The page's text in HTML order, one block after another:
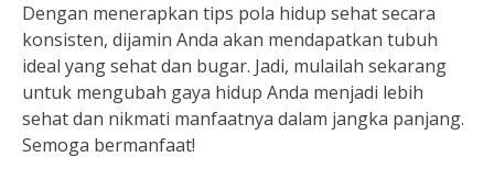
Dengan menerapkan tips pola hidup sehat secara
konsisten, dijamin Anda akan mendapatkan tubuh
ideal yang sehat dan bugar. Jadi, mulailah sekarang
untuk mengubah gaya hidup Anda menjadi lebih
sehat dan nikmati manfaatnya dalam jangka panjang.
Semoga bermanfaat!